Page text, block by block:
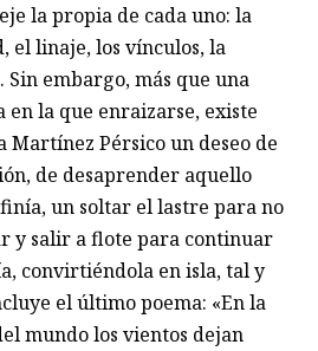
la propia de cada uno: la
el linaje, los vínculos, la
Sin embargo, más que una
en la que enraizarse, existe
Martínez Pérsico un deseo de
de desaprender aquello
un soltar el lastre para no
y salir a flote para continuar
convirtiéndola en isla, tal y
el último poema: «En la
mundo los vientos dejan